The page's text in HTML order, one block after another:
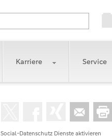
Karriere Service
Social-Datenschutz Dienste aktivieren